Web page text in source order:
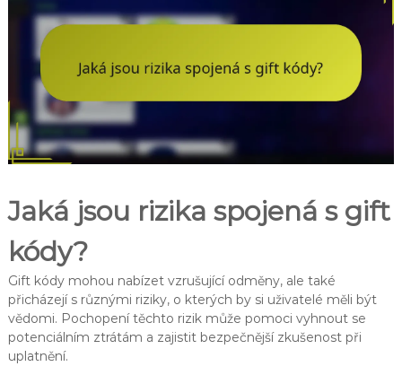
Jaká jsou rizika spojená s gift
kódy?
Gift kódy mohou nabízet vzrušující odměny, ale také
přicházejí s různými riziky, o kterých by si uživatelé měli být
vědomi. Pochopení těchto rizik může pomoci vyhnout se
potenciálním ztrátám a zajistit bezpečnější zkušenost při
uplatnění.